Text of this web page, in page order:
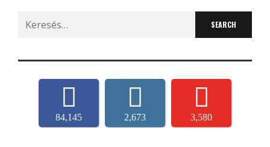
Search
for:
84,145 2,673 3,580